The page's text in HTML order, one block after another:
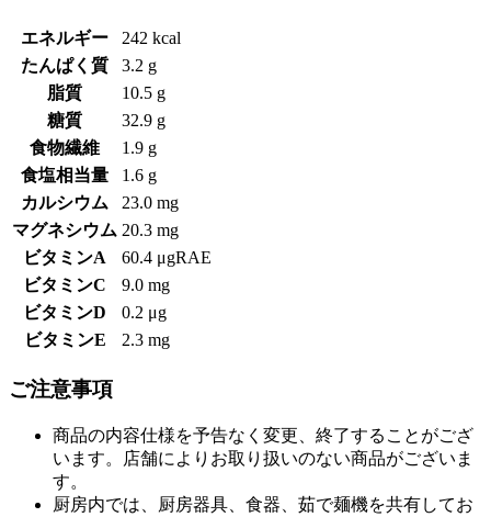
エネルギー
242 kcal
たんぱく質
3.2 g
脂質
10.5 g
糖質
32.9 g
食物繊維
1.9 g
食塩相当量
1.6 g
カルシウム
23.0 mg
マグネシウム 20.3 mg
ビタミンA
60.4 μgRAE
ビタミンC
9.0 mg
ビタミンD
0.2 μg
ビタミンE
2.3 mg
ご注意事項
商品の内容仕様を予告なく変更、終了することがござ
います。店舗によりお取り扱いのない商品がございま
す。
厨房内では、厨房器具、食器、茹で麺機を共有してお